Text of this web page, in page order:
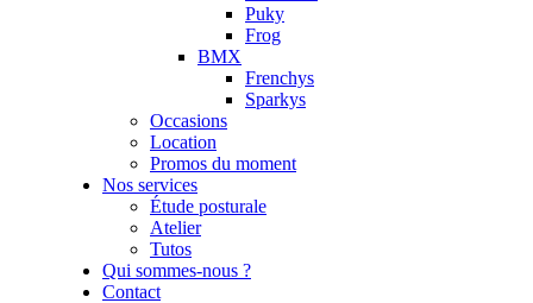
Puky
Frog
BMX
Frenchys
Sparkys
Occasions
Location
Promos du moment
Nos services
Étude posturale
Atelier
Tutos
Qui sommes-nous ?
Contact